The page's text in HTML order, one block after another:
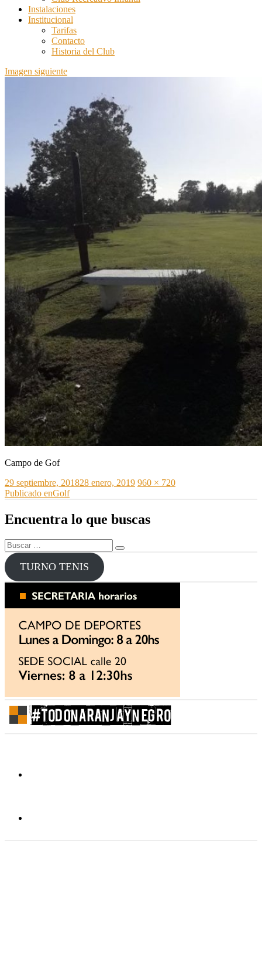
Instalaciones
Institucional
Tarifas
Contacto
Historia del Club
Imagen siguiente
Campo de Gof
Publicado
el
29 septiembre, 201828 enero, 2019 Tamaño
960 × 720
Navegación
de
entradas
Publicado enGolf
Encuentra lo que buscas
Buscar
por:
Buscar
TURNO TENIS